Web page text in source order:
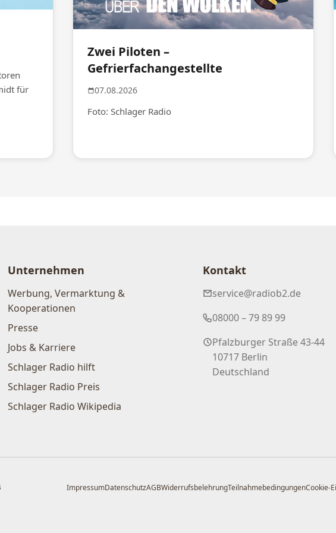
für
Zwei Piloten –
Gefrierfachangestellte
07.08.2026
Foto: Schlager Radio
Unternehmen
Werbung, Vermarktung &
Kooperationen
Presse
Jobs & Karriere
Schlager Radio hilft
Schlager Radio Preis
Schlager Radio Wikipedia
Kontakt
service@radiob2.de
08000 – 79 89 99
Pfalzburger Straße 43-44
10717 Berlin
Deutschland
ImpressumDatenschutzAGBWiderrufsbelehrungTeilnahmebedingungenCookie-